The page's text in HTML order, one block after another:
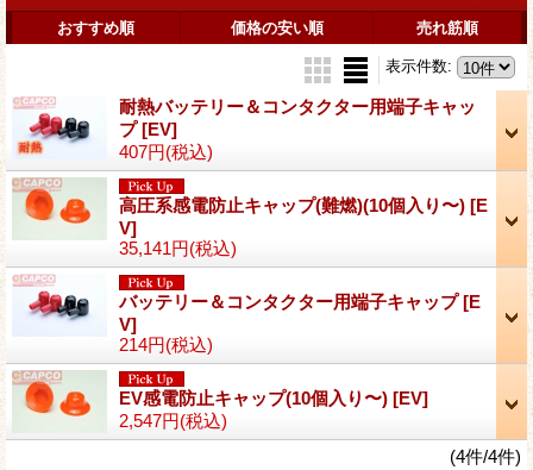
おすすめ順 価格の安い順 売れ筋順
表示件数:
耐熱バッテリー＆コンタクター用端子キャッ
プ[EV]
407円(税込)
高圧系感電防止キャップ(難燃)(10個入り〜) [E
V]
35,141円(税込)
バッテリー＆コンタクター用端子キャップ[E
V]
214円(税込)
EV感電防止キャップ(10個入り〜) [EV]
2,547円(税込)
(4件/4件)